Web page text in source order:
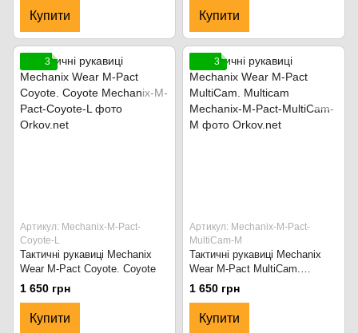
Купити Купити
3
Артикул: Mechanix-M-Pact-
Coyote-L
Тактичні рукавиці Mechanix
Wear M-Pact Coyote. Coyote
1 650 грн
Купити
3
Артикул: Mechanix-M-Pact-
MultiCam-M
Тактичні рукавиці Mechanix
Wear M-Pact MultiCam.
Multicam
1 650 грн
Купити